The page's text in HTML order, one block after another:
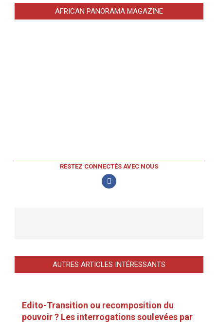
AFRICAN PANORAMA MAGAZINE
RESTEZ CONNECTÉS AVEC NOUS
AUTRES ARTICLES INTÉRESSANTS
Edito-Transition ou recomposition du
pouvoir ? Les interrogations soulevées par